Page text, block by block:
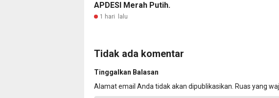
APDESI Merah Putih.
1 hari lalu
Tidak ada komentar
Tinggalkan Balasan
Alamat email Anda tidak akan dipublikasikan. Ruas yang